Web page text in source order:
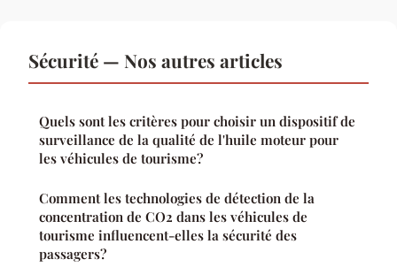
Sécurité — Nos autres articles
Quels sont les critères pour choisir un dispositif de
surveillance de la qualité de l'huile moteur pour
les véhicules de tourisme?
Comment les technologies de détection de la
concentration de CO2 dans les véhicules de
tourisme influencent-elles la sécurité des
passagers?